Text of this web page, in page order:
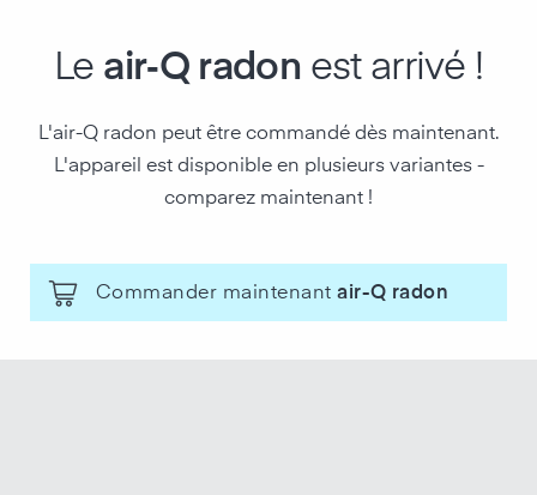
Le air‑Q radon est arrivé !
L'air-Q radon peut être commandé dès maintenant.
L'appareil est disponible en plusieurs variantes -
comparez maintenant !
Commander maintenantair-Q radon